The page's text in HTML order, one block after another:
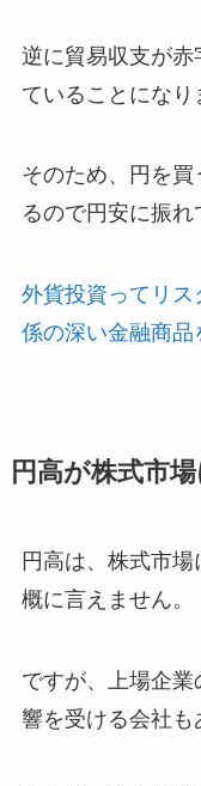
逆に貿易収支が赤
ていることになり
そのため、円を
るので円安に振れ
外貨投資ってリス
係の深い金融商品
円高が株式市
円高は、株式市
概に言えません。
ですが、上場企
響を受ける会社も